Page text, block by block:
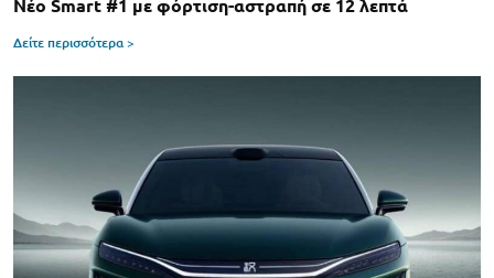
Νέο Smart #1 με φόρτιση-αστραπή σε 12 λεπτά
Δείτε περισσότερα >